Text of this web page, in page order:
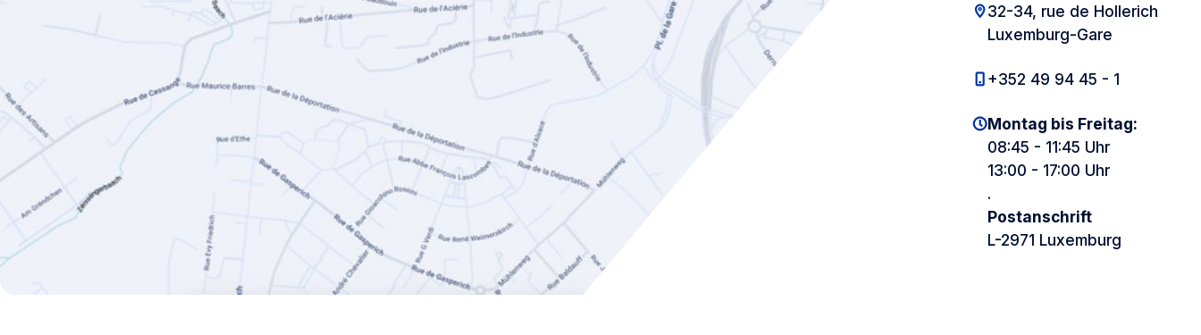
32-34, rue de Hollerich
Luxemburg-Gare
+352 49 94 45 - 1
Montag bis Freitag:
08:45 - 11:45 Uhr
13:00 - 17:00 Uhr
.
Postanschrift
L-2971 Luxemburg